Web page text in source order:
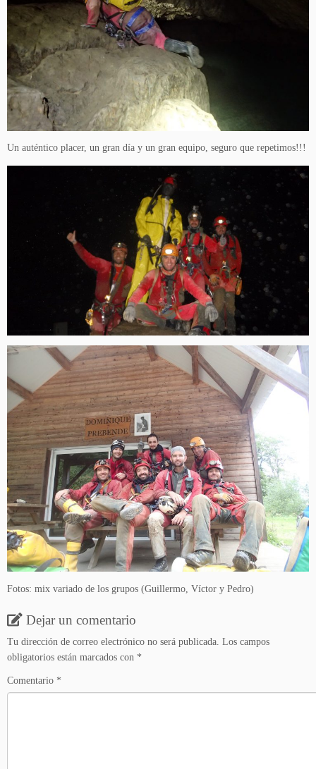
Un auténtico placer, un gran día y un gran equipo, seguro que repetimos!!!
Fotos: mix variado de los grupos (Guillermo, Víctor y Pedro)
Dejar un comentario
Tu dirección de correo electrónico no será publicada. Los campos
obligatorios están marcados con *
Comentario *